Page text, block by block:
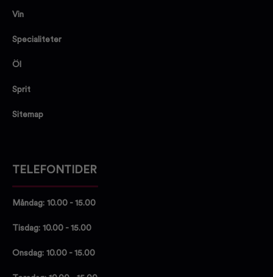
Vin
Specialiteter
Öl
Sprit
Sitemap
TELEFONTIDER
Måndag: 10.00 - 15.00
Tisdag: 10.00 - 15.00
Onsdag: 10.00 - 15.00